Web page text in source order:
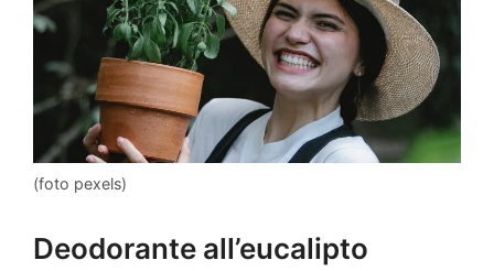
(foto pexels)
Deodorante all’eucalipto